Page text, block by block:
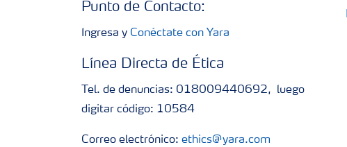
Punto de Contacto:
Ingresa y Conéctate con Yara
Línea Directa de Ética
Tel. de denuncias: 018009440692, luego
digitar código: 10584
Correo electrónico: ethics@yara.com